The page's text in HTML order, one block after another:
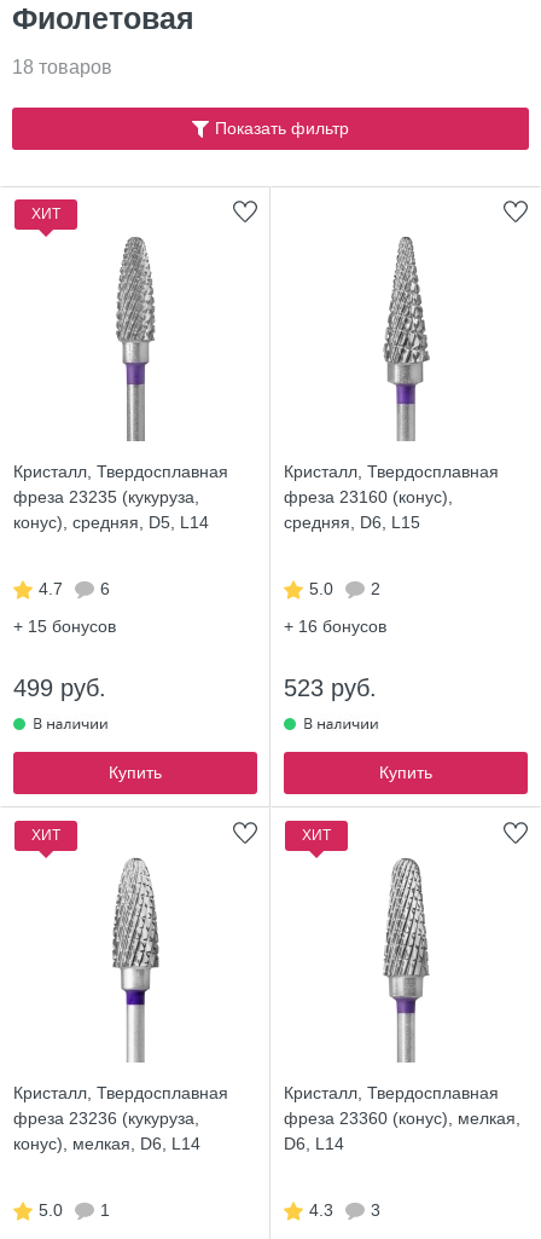
Фиолетовая
18 товаров
Показать фильтр
ХИТ
Кристалл, Твердосплавная
фреза 23235 (кукуруза,
конус), средняя, D5, L14
4.7
6
+ 15 бонусов
499 руб.
Купить
Кристалл, Твердосплавная
фреза 23160 (конус),
средняя, D6, L15
5.0
2
+ 16 бонусов
523 руб.
Купить
ХИТ
Кристалл, Твердосплавная
фреза 23236 (кукуруза,
конус), мелкая, D6, L14
5.0
1
ХИТ
Кристалл, Твердосплавная
фреза 23360 (конус), мелкая,
D6, L14
4.3
3